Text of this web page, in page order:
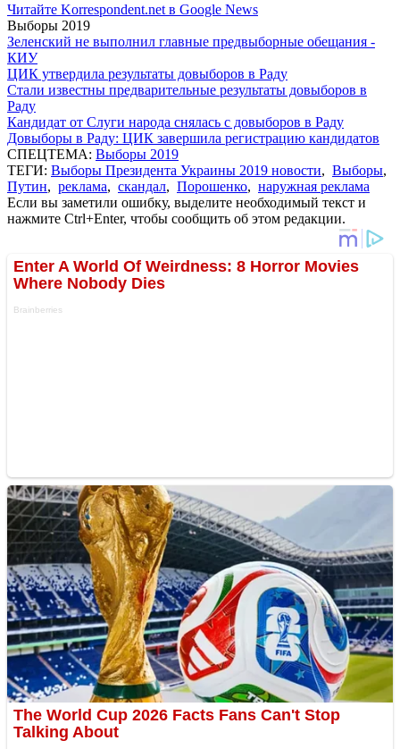
Читайте Korrespondent.net в Google News
Выборы 2019
Зеленский не выполнил главные предвыборные обещания -
КИУ
ЦИК утвердила результаты довыборов в Раду
Стали известны предварительные результаты довыборов в
Раду
Кандидат от Слуги народа снялась с довыборов в Раду
Довыборы в Раду: ЦИК завершила регистрацию кандидатов
СПЕЦТЕМА: Выборы 2019
ТЕГИ: Выборы Президента Украины 2019 новости, Выборы,
Путин, реклама, скандал, Порошенко, наружная реклама
Если вы заметили ошибку, выделите необходимый текст и
нажмите Ctrl+Enter, чтобы сообщить об этом редакции.